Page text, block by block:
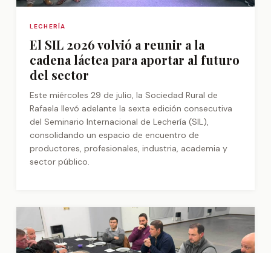
LECHERÍA
El SIL 2026 volvió a reunir a la
cadena láctea para aportar al futuro
del sector
Este miércoles 29 de julio, la Sociedad Rural de
Rafaela llevó adelante la sexta edición consecutiva
del Seminario Internacional de Lechería (SIL),
consolidando un espacio de encuentro de
productores, profesionales, industria, academia y
sector público.